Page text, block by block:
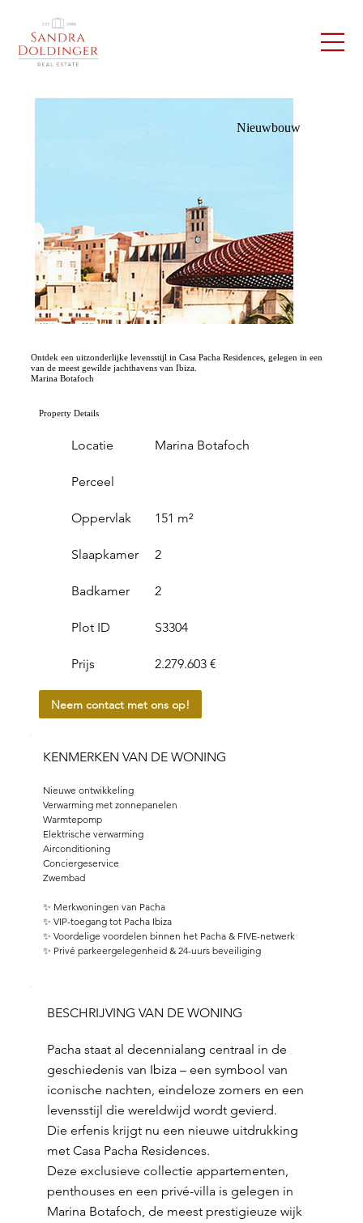
Nieuwbouw
Ontdek een uitzonderlijke levensstijl in Casa Pacha Residences, gelegen in een
van de meest gewilde jachthavens van Ibiza.
Marina Botafoch
Property Details
Locatie
Perceel
Oppervlak
Marina Botafoch
151 m²
Slaapkamer
Badkamer
2
2
Plot ID
Prijs
S3304
2.279.603 €
Neem contact met ons op!
KENMERKEN VAN DE WONING
Nieuwe ontwikkeling
Verwarming met zonnepanelen
Warmtepomp
Elektrische verwarming
Airconditioning
Conciergeservice
Zwembad
✨ Merkwoningen van Pacha
✨ VIP-toegang tot Pacha Ibiza
✨ Voordelige voordelen binnen het Pacha & FIVE-netwerk
✨ Privé parkeergelegenheid & 24-uurs beveiliging
BESCHRIJVING VAN DE WONING
Pacha staat al decennialang centraal in de
geschiedenis van Ibiza – een symbool van
iconische nachten, eindeloze zomers en een
levensstijl die wereldwijd wordt gevierd.
Die erfenis krijgt nu een nieuwe uitdrukking
met Casa Pacha Residences.
Deze exclusieve collectie appartementen,
penthouses en een privé-villa is gelegen in
Marina Botafoch, de meest prestigieuze wijk